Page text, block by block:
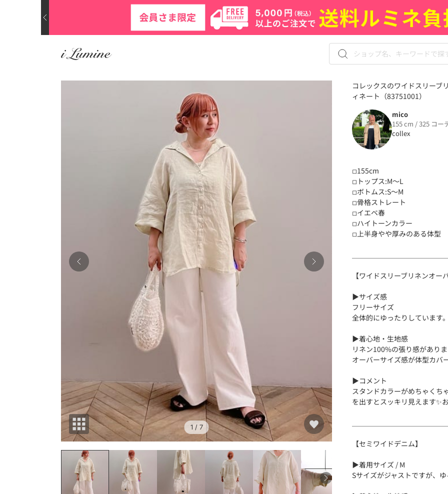
1 / 7
コレックスのワイドスリーブ
ィネート（83751001）
mico
155 cm / 325 コー
collex
◽︎155cm
◽︎トップス:M〜L
◽︎ボトムス:S〜M
◽︎骨格ストレート
◽︎イエベ春
◽︎ハイトーンカラー
◽︎上半身やや厚みのある体型
【ワイドスリーブリネンオー
▶︎サイズ感
フリーサイズ
全体的にゆったりしています。
▶︎着心地・生地感
リネン100%の張り感がありま
オーバーサイズ感が体型カバ
▶︎コメント
スタンドカラーがめちゃくち
を出すとスッキリ見えます✨
【セミワイドデニム】
▶︎着用サイズ / M
Sサイズがジャストですが、